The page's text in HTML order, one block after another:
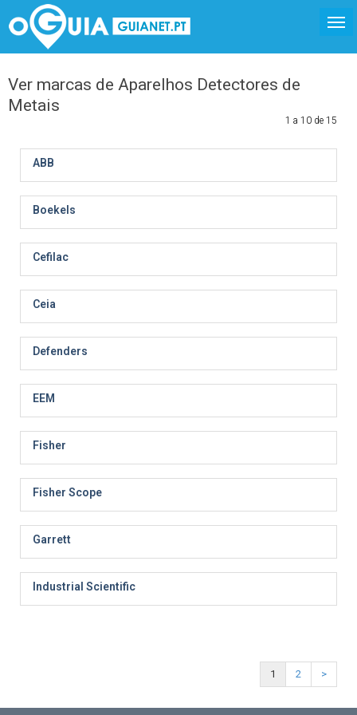
Ver marcas de Aparelhos Detectores de
Metais
1 a 10 de 15
ABB
Boekels
Cefilac
Ceia
Defenders
EEM
Fisher
Fisher Scope
Garrett
Industrial Scientific
1 2 >